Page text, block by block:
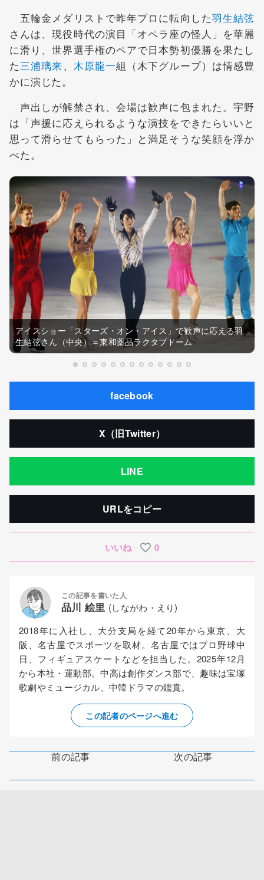
五輪金メダリストで昨年プロに転向した羽生結弦
さんは、現役時代の演目「オペラ座の怪人」を華麗
に滑り、世界選手権のペアで日本勢初優勝を果たし
た三浦璃来、 木原龍一組（木下グループ）は情感豊
かに演じた。
声出しが解禁され、会場は歓声に包まれた。宇野
は「声援に応えられるような演技をできたらいいと
思って滑らせてもらった」と満足そうな笑顔を浮か
べた。
アイスショー「スターズ・オン・アイス」で歓声に応える羽
生結弦さん（中央）＝東和薬品ラクタブドーム
facebook
X（旧Twitter）
LINE
URLをコピー
いいね 0
この記事を書いた人
品川 絵里 (しながわ・えり)
2018年に入社し、大分支局を経て20年から東京、大
阪、名古屋でスポーツを取材。名古屋ではプロ野球中
日、フィギュアスケートなどを担当した。2025年12月
から本社・運動部。中高は創作ダンス部で、趣味は宝塚
歌劇やミュージカル、中韓ドラマの鑑賞。
この記者のページへ進む
前の記事 次の記事